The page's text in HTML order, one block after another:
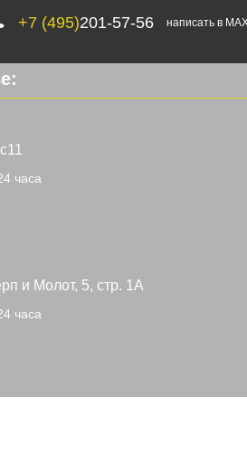
+7 (495)201-57-56 написать в
часа
и Молот, 5, стр. 1А
часа